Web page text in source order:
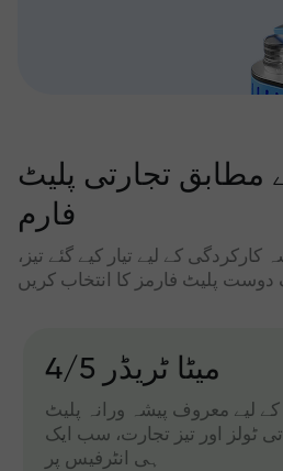
مطابق تجارتی پلیٹ
فارم
کے لیے تیار کیے گئے تیز،
دوست پلیٹ فارمز کا انتخاب کریں
میٹا ٹریڈر 4/5
کے لیے معروف پیشہ ورانہ پلیٹ
ٹولز اور تیز تجارت، سب ایک
ہی انٹرفیس پر